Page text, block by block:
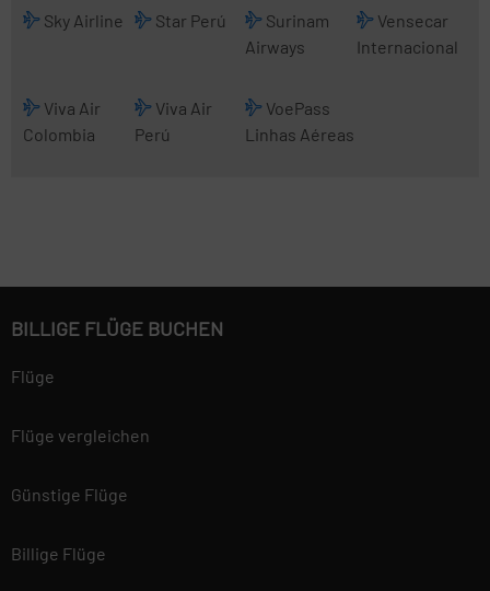
Sky Airline Star Perú
Surinam
Airways
Vensecar
Internacional
Viva Air
Colombia
Viva Air
Perú
VoePass
Linhas Aéreas
BILLIGE FLÜGE BUCHEN
Flüge
Flüge vergleichen
Günstige Flüge
Billige Flüge